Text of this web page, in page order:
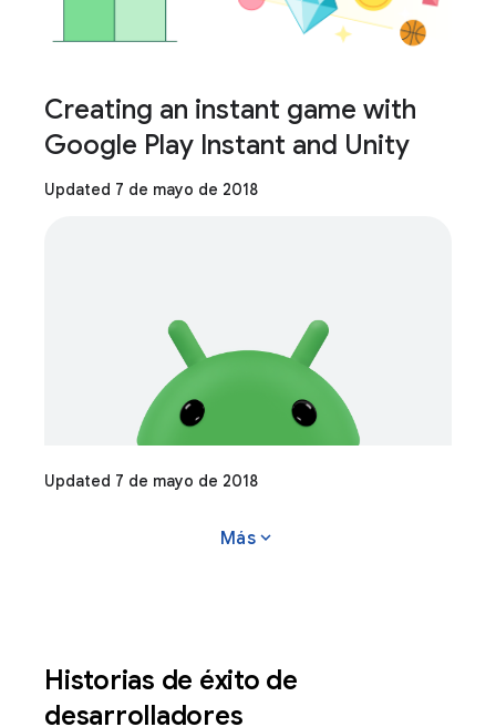
Creating an instant game with
Google Play Instant and Unity
Updated 7 de mayo de 2018
Updated 7 de mayo de 2018
Más expand_more
Historias de éxito de
desarrolladores